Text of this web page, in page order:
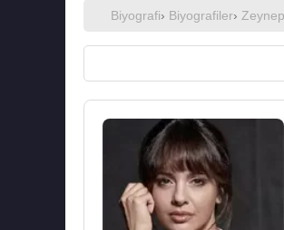
Biyografi› Biyografiler›